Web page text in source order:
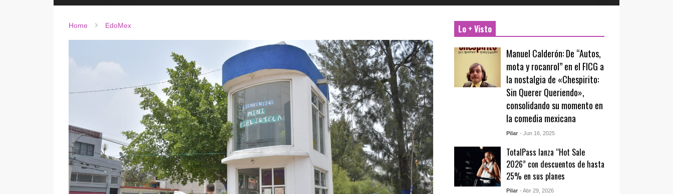
Home EdoMex Lo + Visto
Manuel Calderón: De “Autos,
mota y rocanrol” en el FICG a
la nostalgia de «Chespirito:
Sin Querer Queriendo»,
consolidando su momento en
la comedia mexicana
Pilar - Jun 16, 2025
TotalPass lanza “Hot Sale
2026” con descuentos de hasta
25% en sus planes
Pilar - Abr 29, 2026